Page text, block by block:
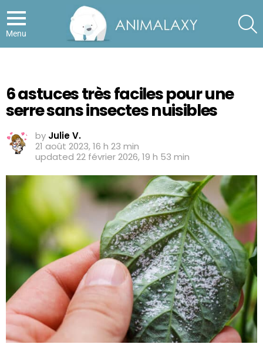
Menu
6 astuces très faciles pour une
serre sans insectes nuisibles
by Julie V.
21 août 2023, 16 h 23 min
updated 22 février 2026, 19 h 53 min